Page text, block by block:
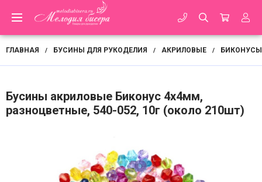
ГЛАВНАЯ / БУСИНЫ ДЛЯ РУКОДЕЛИЯ / АКРИЛОВЫЕ / БИКОНУСЫ
Бусины акриловые Биконус 4х4мм,
разноцветные, 540-052, 10г (около 210шт)